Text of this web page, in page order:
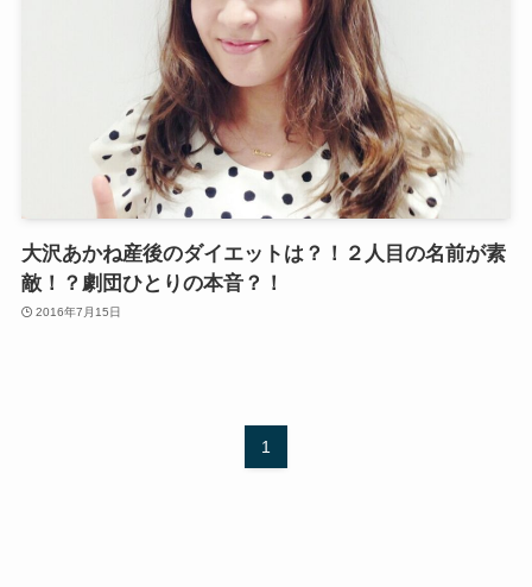
大沢あかね産後のダイエットは？！２人目の名前が素
敵！？劇団ひとりの本音？！
2016年7月15日
1